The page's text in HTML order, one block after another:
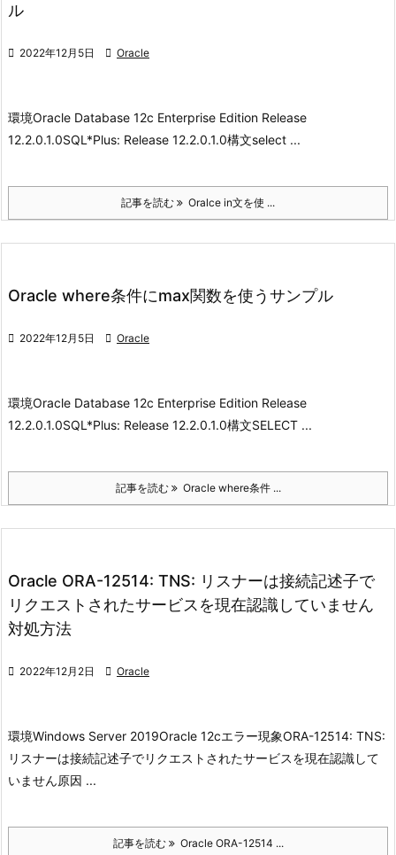
ル
 2022年12月5日  Oracle
環境Oracle Database 12c Enterprise Edition Release
12.2.0.1.0SQL*Plus: Release 12.2.0.1.0構文select ...
記事を読む Oralce in文を使 ...
Oracle where条件にmax関数を使うサンプル
 2022年12月5日  Oracle
環境Oracle Database 12c Enterprise Edition Release
12.2.0.1.0SQL*Plus: Release 12.2.0.1.0構文SELECT ...
記事を読む Oracle where条件 ...
Oracle ORA-12514: TNS: リスナーは接続記述子で
リクエストされたサービスを現在認識していません
対処方法
 2022年12月2日  Oracle
環境Windows Server 2019Oracle 12cエラー現象ORA-12514: TNS:
リスナーは接続記述子でリクエストされたサービスを現在認識して
いません原因 ...
記事を読む Oracle ORA-12514 ...